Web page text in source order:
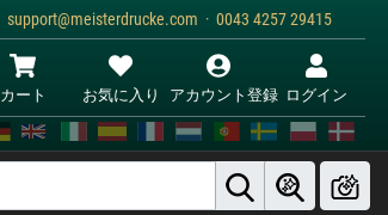
support@meisterdrucke.com · 0043 4257 29415
カート お気に入り アカウント登録 ログイン